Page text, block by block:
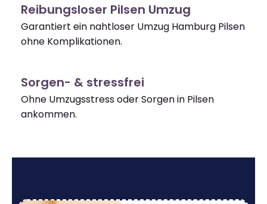
Reibungsloser Pilsen Umzug
Garantiert ein nahtloser Umzug Hamburg Pilsen
ohne Komplikationen.
Sorgen- & stressfrei
Ohne Umzugsstress oder Sorgen in Pilsen
ankommen.